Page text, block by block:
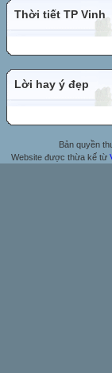
Thời tiết TP Vinh
Lời hay ý đẹp
Bản quyền
Website được thừa kế từ